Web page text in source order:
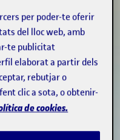
per poder-te oferir
del lloc web, amb
te publicitat
elaborat a partir dels
rebutjar o
clic a sota, o obtenir-
de cookies.